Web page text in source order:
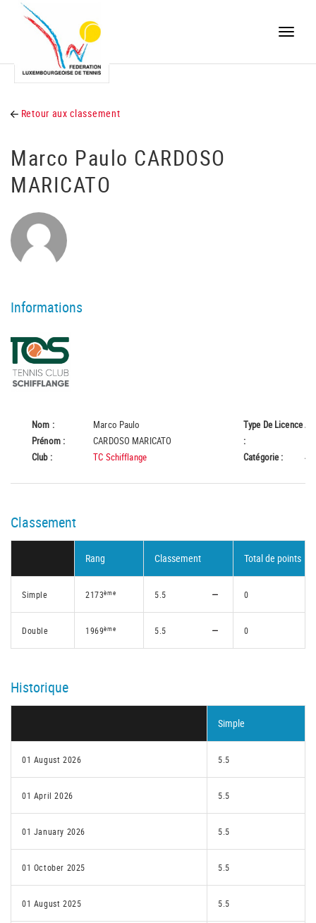
Toggle
Retour aux classement
Marco Paulo CARDOSO
MARICATO
Informations
Nom :
Marco Paulo
Prénom :
CARDOSO MARICATO
Club :
TC Schifflange
Type De Licence
:
A
Catégorie :
Classement
Rang Classement Total de points
Simple 2173ème 5.5 0
Double 1969ème 5.5 0
Historique
Simple
01 August 2026 5.5
01 April 2026 5.5
01 January 2026 5.5
01 October 2025 5.5
01 August 2025 5.5